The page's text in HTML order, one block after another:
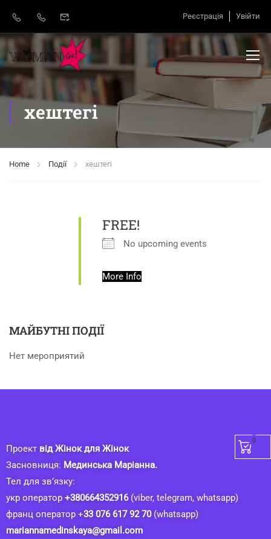
Реєстрація Увійти
хештегі
Home Події хештегі
FREE!
No upcoming events
More Info
МАЙБУТНІ ПОДІЇ
Нет мероприятий
Проект від Жінок для Жінок
Засновниця: Мединська Маріанна.
Тел для зв’язку:
укр оператор +380664352916(viber, telegram, whatsapp)
франц оператор +33 076 617 92 70(whatsapp)
mariannamedinskaya@gmail.com
0